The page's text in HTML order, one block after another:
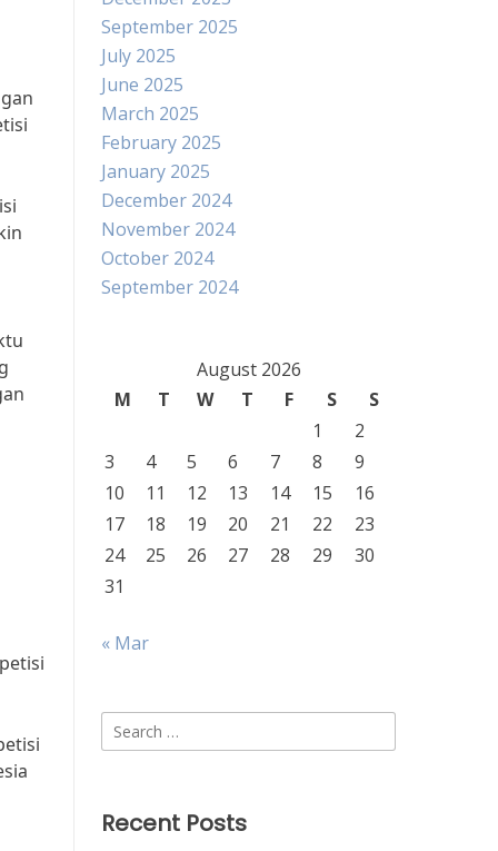
September 2025
July 2025
June 2025
March 2025
February 2025
January 2025
December 2024
November 2024
October 2024
September 2024
August 2026
M
T W T F S
S
1
2
3
4 5 6 7 8
9
10
11 12 13 14 15
16
17
18 19 20 21 22
23
24
25 26 27 28 29
30
31
« Mar
Search
for:
Recent Posts